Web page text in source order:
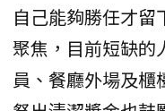
自己能夠勝任才留
聚焦，目前短缺的
員、餐廳外場及櫃